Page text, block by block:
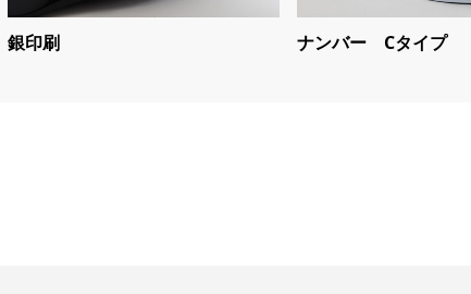
銀印刷 ナンバー Cタイプ